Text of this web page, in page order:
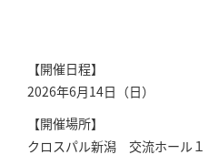
【開催日程】
2026年6月14日（日）
【開催場所】
クロスパル新潟 交流ホール１